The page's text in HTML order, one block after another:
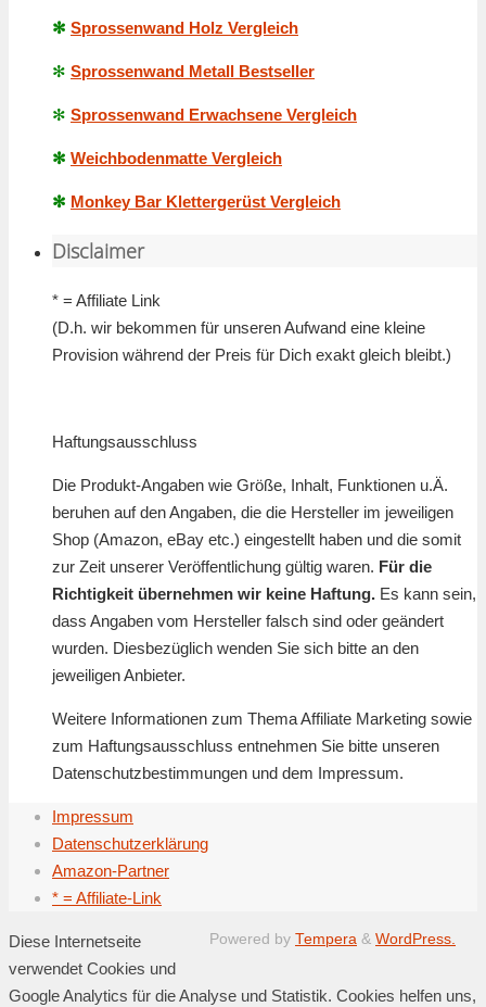
✻ Sprossenwand Holz Vergleich
✻ Sprossenwand Metall Bestseller
✻ Sprossenwand Erwachsene Vergleich
✻ Weichbodenmatte Vergleich
✻ Monkey Bar Klettergerüst Vergleich
Disclaimer
* = Affiliate Link
(D.h. wir bekommen für unseren Aufwand eine kleine
Provision während der Preis für Dich exakt gleich bleibt.)
Haftungsausschluss
Die Produkt-Angaben wie Größe, Inhalt, Funktionen u.Ä.
beruhen auf den Angaben, die die Hersteller im jeweiligen
Shop (Amazon, eBay etc.) eingestellt haben und die somit
zur Zeit unserer Veröffentlichung gültig waren. Für die
Richtigkeit übernehmen wir keine Haftung. Es kann sein,
dass Angaben vom Hersteller falsch sind oder geändert
wurden. Diesbezüglich wenden Sie sich bitte an den
jeweiligen Anbieter.
Weitere Informationen zum Thema Affiliate Marketing sowie
zum Haftungsausschluss entnehmen Sie bitte unseren
Datenschutzbestimmungen und dem Impressum.
Impressum
Datenschutzerklärung
Amazon-Partner
* = Affiliate-Link
Powered by Tempera & WordPress.
Diese Internetseite
verwendet Cookies und
Google Analytics für die Analyse und Statistik. Cookies helfen uns,